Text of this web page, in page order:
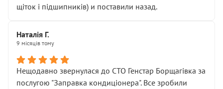
щіток і підшипників) и поставили назад.
Наталія Г.
9 місяців тому
Нещодавно звернулася до СТО Генстар Борщагівка за
послугою "Заправка кондиціонера". Все зробили